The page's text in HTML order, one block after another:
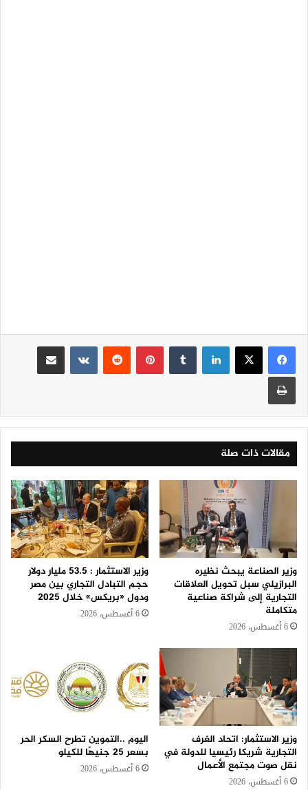
لينكدإن بينتيريست
مقالات ذات صلة
وزير الصناعة يبحث نظيره
البرازيلي سبل تحويل العلاقات
التجارية إلى شراكة صناعية
متكاملة
6 أغسطس، 2026
وزير الاستثمار : 53.5 مليار دولار
حجم التبادل التجاري بين مصر
ودول «بريكس» خلال 2025
6 أغسطس، 2026
وزير الاستثمار: اتحاد الغرف
التجارية شريكا رئيسيا للدولة في
نقل صوت مجتمع الأعمال
6 أغسطس، 2026
اليوم ..التموين تطرح السكر الحر
بسعر 25 جنيهًا للكيلو
6 أغسطس، 2026